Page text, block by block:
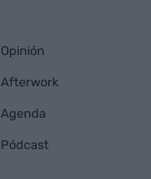
Opinión
Afterwork
Agenda
Pódcast